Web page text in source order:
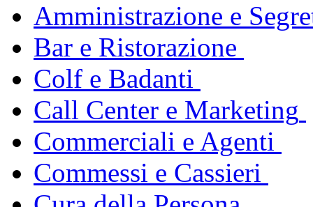
Amministrazione e
Bar e Ristorazione
Colf e Badanti
Call Center e Marketing
Commerciali e Agenti
Commessi e Cassieri